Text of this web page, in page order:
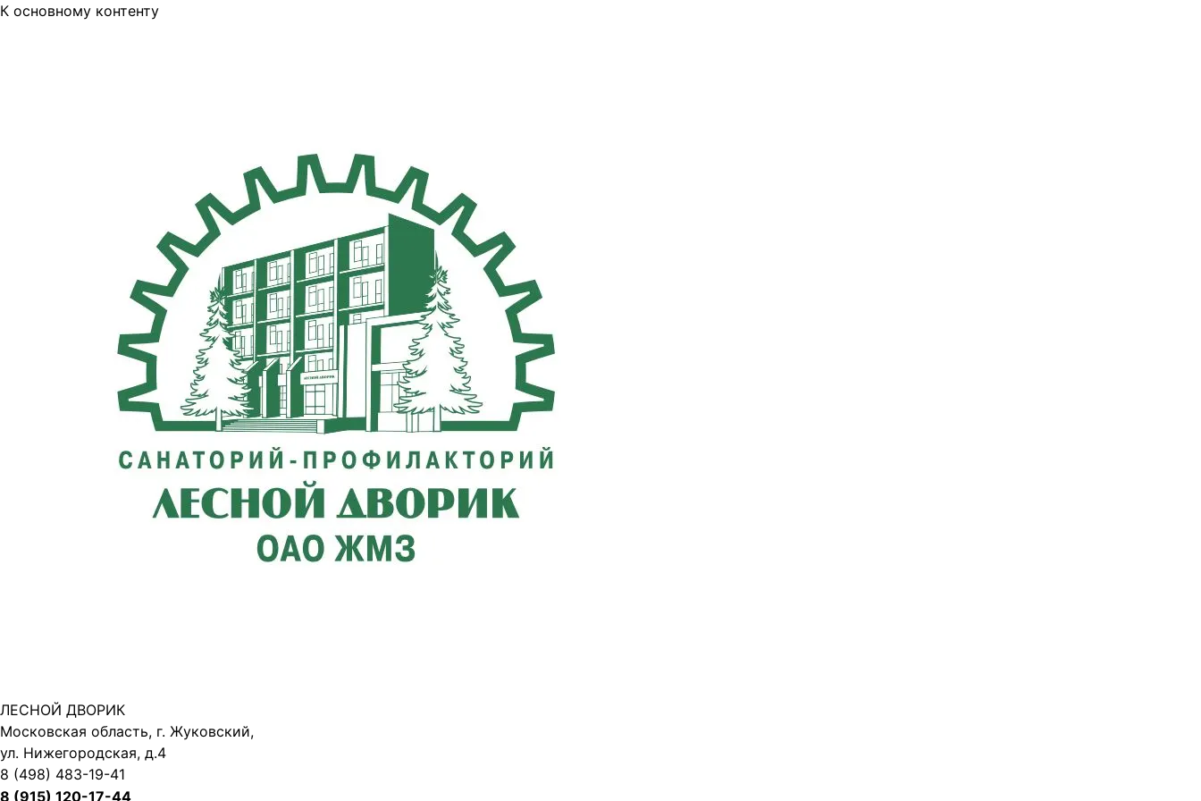
К основному контенту
ЛЕСНОЙ ДВОРИК
Московская область, г. Жуковский,
ул. Нижегородская, д.4
8 (498) 483-19-41
8 (915) 120-17-44